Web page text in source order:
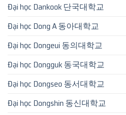
Đại học Dankook 단국대학교
Đại học Dong A 동아대학교
Đại học Dongeui 동의대학교
Đại học Dongguk 동국대학교
Đại học Dongseo 동서대학교
Đại học Dongshin 동신대학교